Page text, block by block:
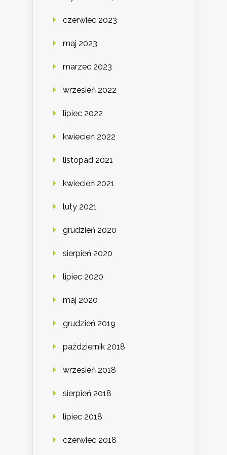
czerwiec 2023
maj 2023
marzec 2023
wrzesień 2022
lipiec 2022
kwiecień 2022
listopad 2021
kwiecień 2021
luty 2021
grudzień 2020
sierpień 2020
lipiec 2020
maj 2020
grudzień 2019
październik 2018
wrzesień 2018
sierpień 2018
lipiec 2018
czerwiec 2018